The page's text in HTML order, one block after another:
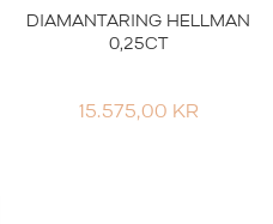
DIAMANTARING HELLMAN
0,25CT
15.575,00 KR